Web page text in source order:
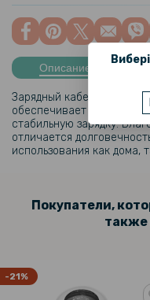
Описание
Зарядный кабель для
обеспечивает надежное
стабильную зарядку.
отличается
использования как дома,
Покупатели,
также
-21%